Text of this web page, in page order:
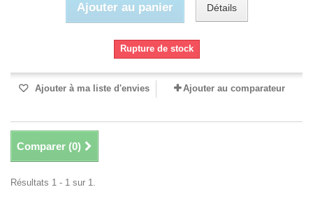
Ajouter au panier Détails
Rupture de stock
Ajouter à ma liste d'envies Ajouter au comparateur
Comparer (0)
Résultats 1 - 1 sur 1.